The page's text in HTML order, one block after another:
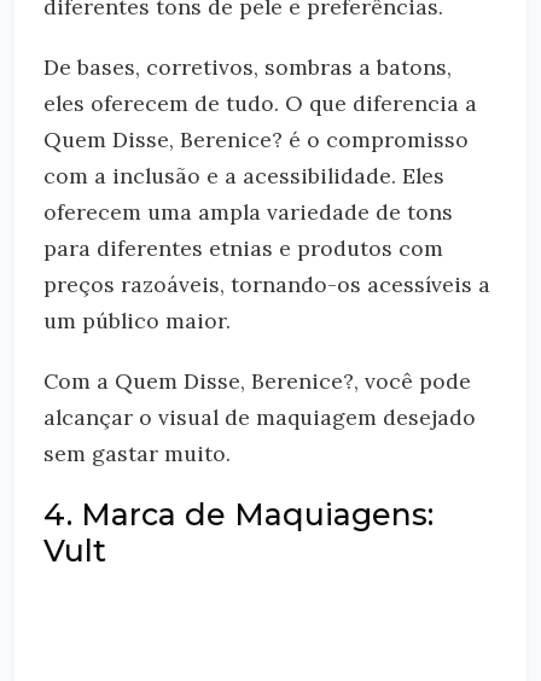
diferentes tons de pele e preferências.
De bases, corretivos, sombras a batons,
eles oferecem de tudo. O que diferencia a
Quem Disse, Berenice? é o compromisso
com a inclusão e a acessibilidade. Eles
oferecem uma ampla variedade de tons
para diferentes etnias e produtos com
preços razoáveis, tornando-os acessíveis a
um público maior.
Com a Quem Disse, Berenice?, você pode
alcançar o visual de maquiagem desejado
sem gastar muito.
4. Marca de Maquiagens:
Vult